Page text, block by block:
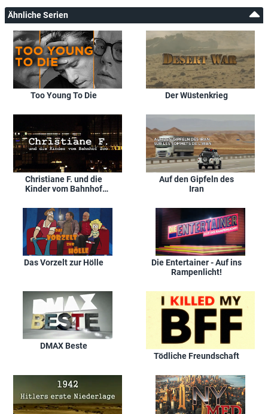
Ähnliche Serien
Too Young To Die Der Wüstenkrieg
Christiane F. und die
Kinder vom Bahnhof
Auf den Gipfeln des
Iran
Das Vorzelt zur Hölle
Die Entertainer - Auf ins
Rampenlicht!
DMAX Beste
Tödliche Freundschaft